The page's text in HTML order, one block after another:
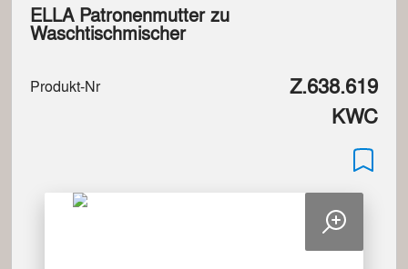
ELLA Patronenmutter zu
Waschtischmischer
Produkt-Nr
Z.638.619
KWC